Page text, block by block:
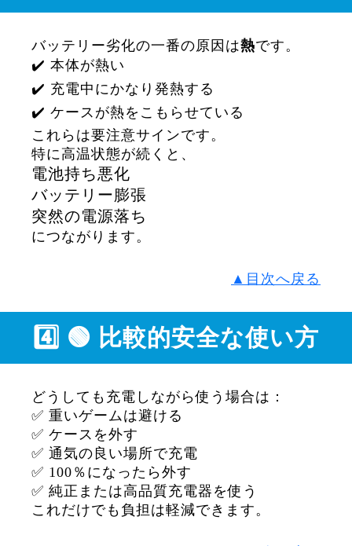
バッテリー劣化の一番の原因は熱です。
✔️ 本体が熱い
✔️ 充電中にかなり発熱する
✔️ ケースが熱をこもらせている
これらは要注意サインです。
特に高温状態が続くと、
電池持ち悪化
バッテリー膨張
突然の電源落ち
につながります。
▲目次へ戻る
4️⃣ 🟢 比較的安全な使い方
どうしても充電しながら使う場合は：
✅ 重いゲームは避ける
✅ ケースを外す
✅ 通気の良い場所で充電
✅ 100％になったら外す
✅ 純正または高品質充電器を使う
これだけでも負担は軽減できます。